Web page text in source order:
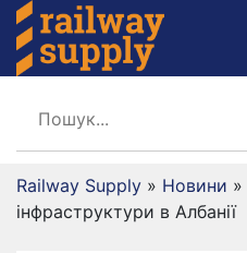
Railway Supply » Новини »
інфраструктури в Албанії